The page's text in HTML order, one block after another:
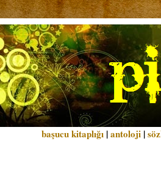
başucu kitaplığı |antoloji |